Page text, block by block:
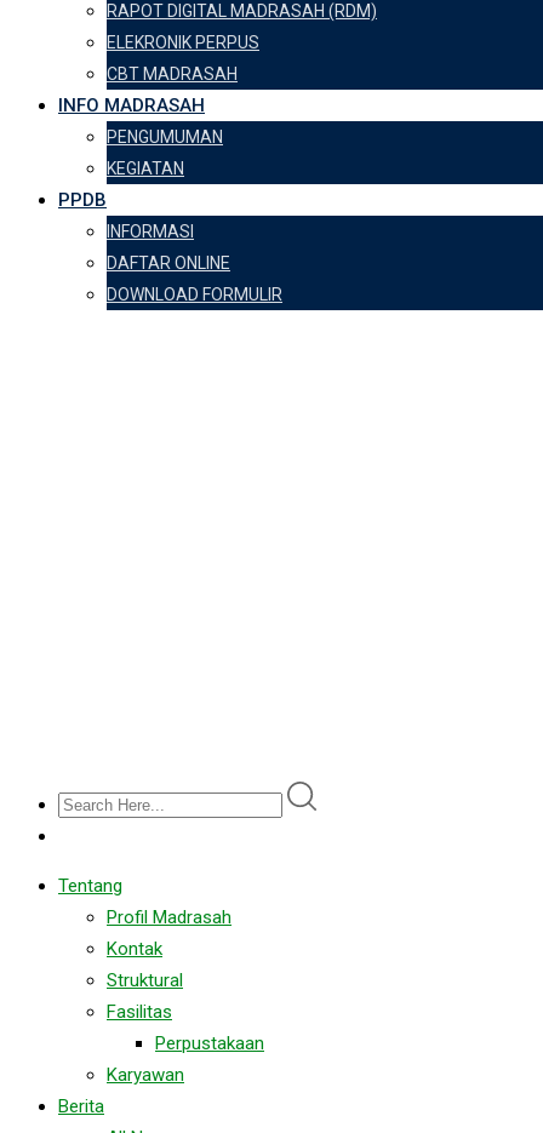
RAPOT DIGITAL MADRASAH (RDM)
ELEKRONIK PERPUS
CBT MADRASAH
INFO MADRASAH
PENGUMUMAN
KEGIATAN
PPDB
INFORMASI
DAFTAR ONLINE
DOWNLOAD FORMULIR
Tentang
Profil Madrasah
Kontak
Struktural
Fasilitas
Perpustakaan
Karyawan
Berita